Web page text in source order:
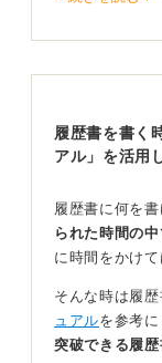
渉や留学経験
「使える英語
提出ときは合
では「英語で
事録・提案書
を用意して「
TOEIC換算を
は「アカデミッ
履歴書を書く
アル」を活用
履歴書に何を
られた時間の
に時間をかけて
そんな時は履
ュアルを参考
突破できる履歴